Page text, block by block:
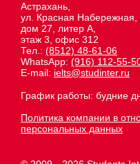
Астрахань,
ул. Красная Набережная,
дом 27, литер А,
этаж 3, офис 312
Тел.: (8512) 48-61-06
WhatsApp: (916) 112-55-
E-mail: ielts@studinter.ru
График работы: будние
Политика компании в
персональных данных